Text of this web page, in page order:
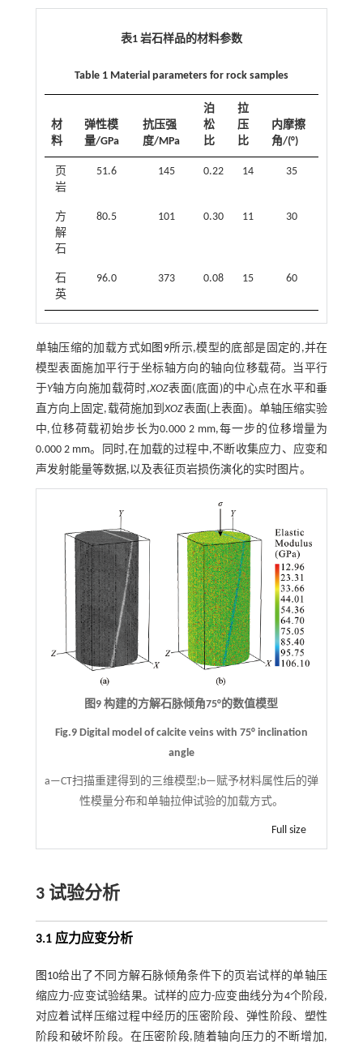
表1 岩石样品的材料参数
Table 1 Material parameters for rock samples
材
料
弹性模
量/GPa
抗压强
度/MPa
泊
松
比
拉
压
比
内摩擦
角/(°)
页
岩
51.6 145 0.22 14 35
方
解
石
80.5 101 0.30 11 30
石
英
96.0 373 0.08 15 60
单轴压缩的加载方式如 图9所示,模型的底部是固定的,并在
模型表面施加平行于坐标轴方向的轴向位移载荷。当平行
于Y轴方向施加载荷时,XOZ表面(底面)的中心点在水平和垂
直方向上固定,载荷施加到XOZ表面(上表面)。单轴压缩实验
中,位移荷载初始步长为0.000 2 mm,每一步的位移增量为
0.000 2 mm。同时,在加载的过程中,不断收集应力、应变和
声发射能量等数据,以及表征页岩损伤演化的实时图片。
图9 构建的方解石脉倾角75°的数值模型
Fig.9 Digital model of calcite veins with 75° inclination
angle
a—CT扫描重建得到的三维模型;b—赋予材料属性后的弹
性模量分布和单轴拉伸试验的加载方式。
Full size
3 试验分析
3.1 应力应变分析
图10给出了不同方解石脉倾角条件下的页岩试样的单轴压
缩应力-应变试验结果。试样的应力-应变曲线分为4个阶段,
对应着试样压缩过程中经历的压密阶段、弹性阶段、塑性
阶段和破坏阶段。在压密阶段,随着轴向压力的不断增加,